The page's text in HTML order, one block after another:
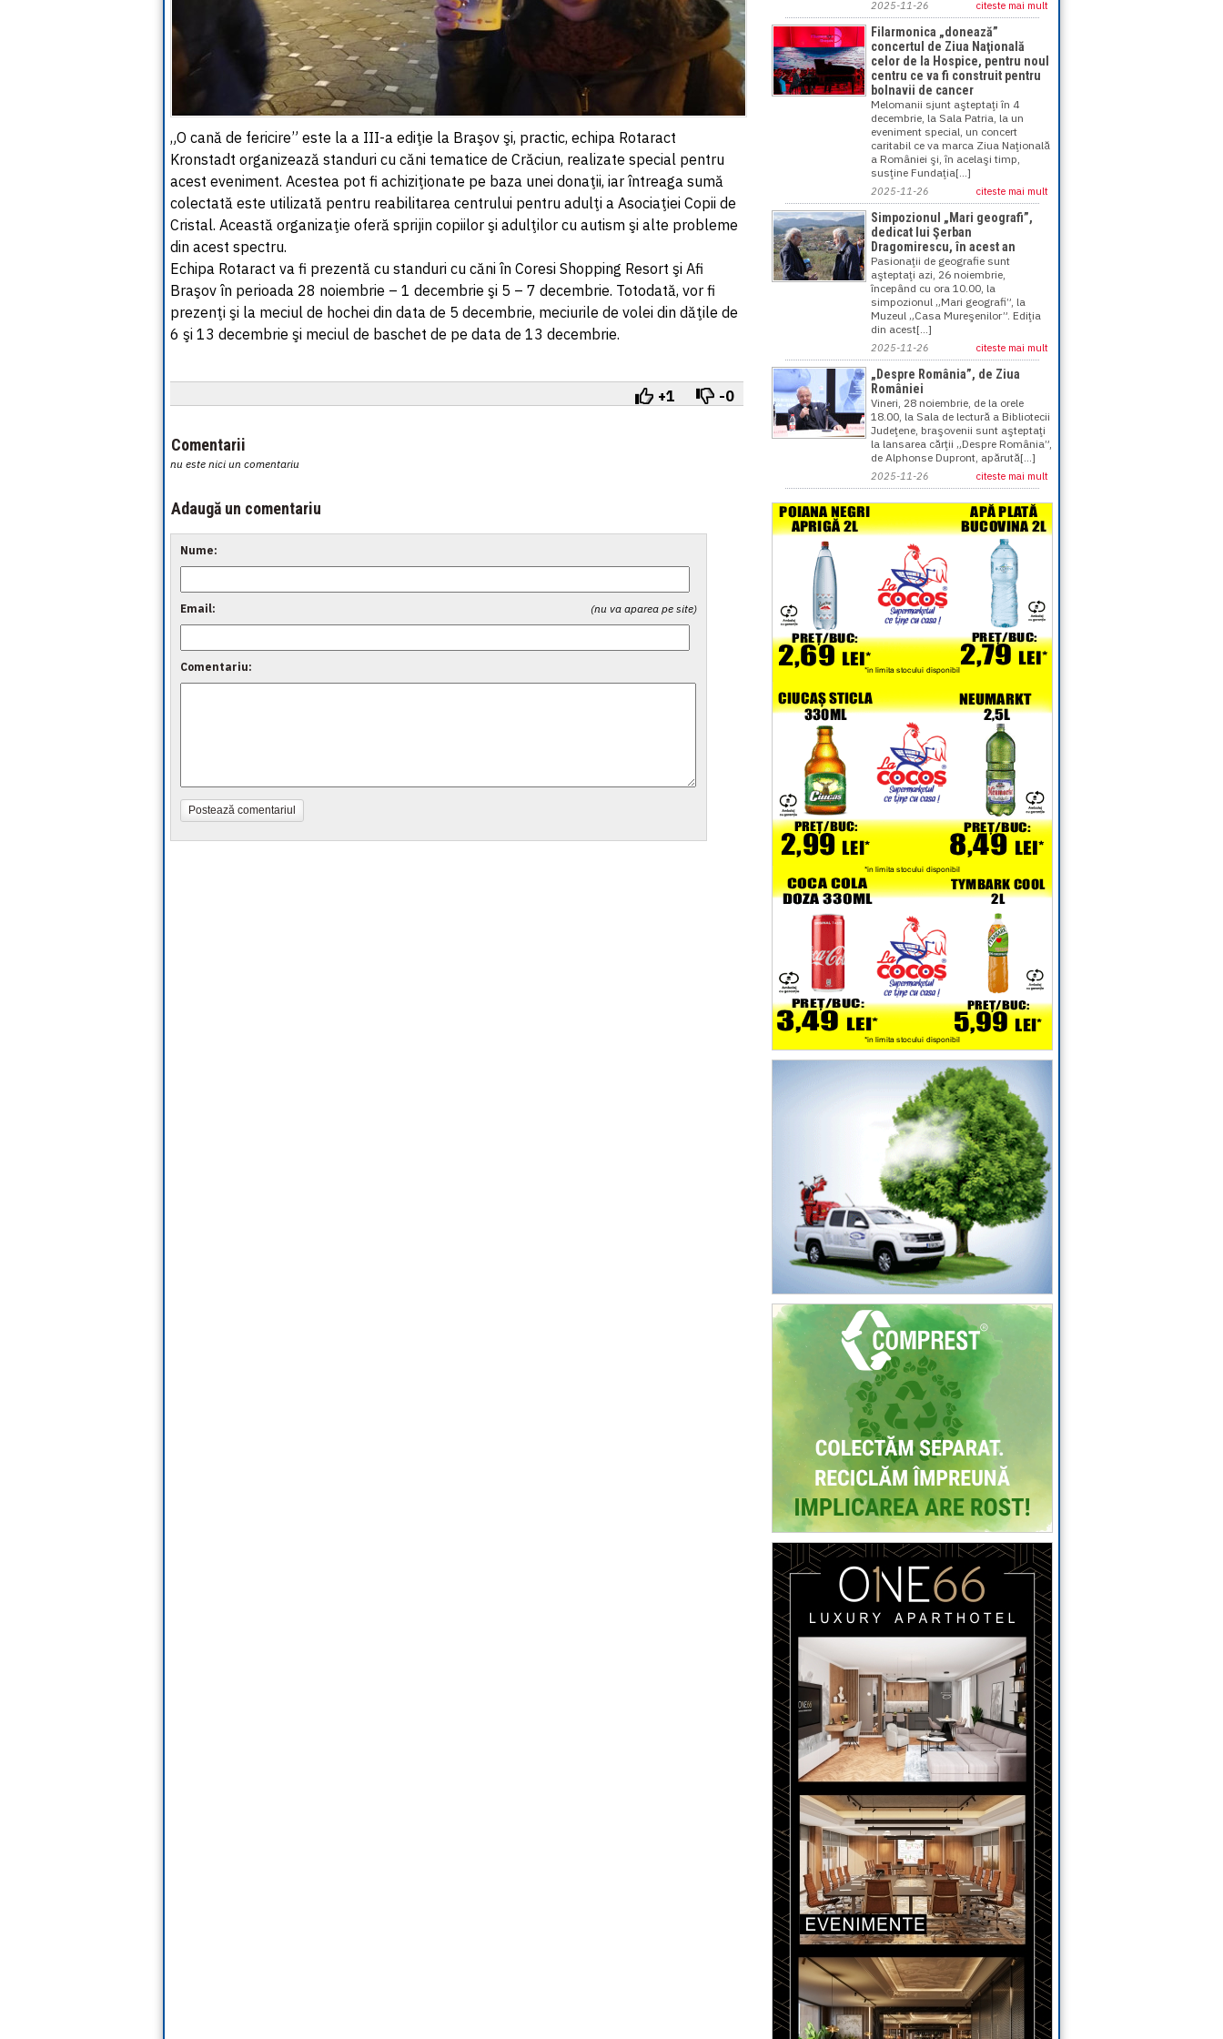
„O cană de fericire” este la a III-a ediţie la Braşov şi, practic, echipa Rotaract
Kronstadt organizează standuri cu căni tematice de Crăciun, realizate special pentru
acest eveniment. Acestea pot fi achiziţionate pe baza unei donaţii, iar întreaga sumă
colectată este utilizată pentru reabilitarea centrului pentru adulţi a Asociaţiei Copii de
Cristal. Această organizaţie oferă sprijin copiilor şi adulţilor cu autism şi alte probleme
din acest spectru.
Echipa Rotaract va fi prezentă cu standuri cu căni în Coresi Shopping Resort şi Afi
Braşov în perioada 28 noiembrie – 1 decembrie şi 5 – 7 decembrie. Totodată, vor fi
prezenţi şi la meciul de hochei din data de 5 decembrie, meciurile de volei din dăţile de
6 şi 13 decembrie şi meciul de baschet de pe data de 13 decembrie.
+1 -0
Comentarii
nu este nici un comentariu
Adaugă un comentariu
Nume:
(nu va aparea pe site)
Email:
Comentariu:
Postează comentariul
2025-11-26 citeste mai mult
Filarmonica „donează”
concertul de Ziua Naţională
celor de la Hospice, pentru noul
centru ce va fi construit pentru
bolnavii de cancer
Melomanii sjunt aşteptaţi în 4
decembrie, la Sala Patria, la un
eveniment special, un concert
caritabil ce va marca Ziua Naţională
a României şi, în acelaşi timp,
susţine Fundaţia[...]
2025-11-26 citeste mai mult
Simpozionul „Mari geografi”,
dedicat lui Şerban
Dragomirescu, în acest an
Pasionaţii de geografie sunt
aşteptaţi azi, 26 noiembrie,
începând cu ora 10.00, la
simpozionul „Mari geografi”, la
Muzeul „Casa Mureşenilor”. Ediţia
din acest[...]
2025-11-26 citeste mai mult
„Despre România”, de Ziua
României
Vineri, 28 noiembrie, de la orele
18.00, la Sala de lectură a Bibliotecii
Judeţene, braşovenii sunt aşteptaţi
la lansarea cărţii „Despre România”,
de Alphonse Dupront, apărută[...]
2025-11-26 citeste mai mult